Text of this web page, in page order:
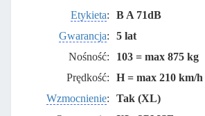
Etykieta:
B A 71dB
Gwarancja:
5 lat
Nośność:
103 = max 875 kg
Prędkość:
H = max 210 km/h
Wzmocnienie:
Tak (XL)